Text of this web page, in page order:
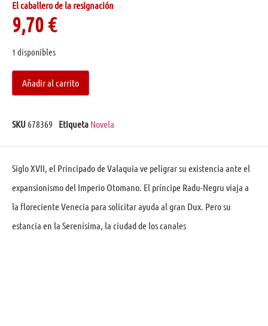
El caballero de la resignación
9,70€
1 disponibles
Añadir al carrito
SKU 678369 Etiqueta Novela
Siglo XVII, el Principado de Valaquia ve peligrar su existencia ante el
expansionismo del Imperio Otomano. El príncipe Radu-Negru viaja a
la floreciente Venecia para solicitar ayuda al gran Dux. Pero su
estancia en la Serenísima, la ciudad de los canales